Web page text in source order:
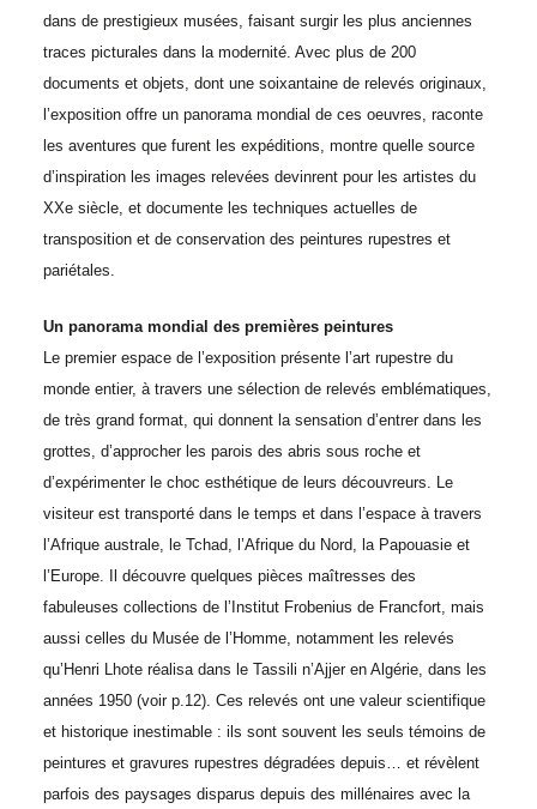
dans de prestigieux musées, faisant surgir les plus anciennes
traces picturales dans la modernité. Avec plus de 200
documents et objets, dont une soixantaine de relevés originaux,
l’exposition offre un panorama mondial de ces oeuvres, raconte
les aventures que furent les expéditions, montre quelle source
d’inspiration les images relevées devinrent pour les artistes du
XXe siècle, et documente les techniques actuelles de
transposition et de conservation des peintures rupestres et
pariétales.
Un panorama mondial des premières peintures
Le premier espace de l’exposition présente l’art rupestre du
monde entier, à travers une sélection de relevés emblématiques,
de très grand format, qui donnent la sensation d’entrer dans les
grottes, d’approcher les parois des abris sous roche et
d’expérimenter le choc esthétique de leurs découvreurs. Le
visiteur est transporté dans le temps et dans l’espace à travers
l’Afrique australe, le Tchad, l’Afrique du Nord, la Papouasie et
l’Europe. Il découvre quelques pièces maîtresses des
fabuleuses collections de l’Institut Frobenius de Francfort, mais
aussi celles du Musée de l’Homme, notamment les relevés
qu’Henri Lhote réalisa dans le Tassili n’Ajjer en Algérie, dans les
années 1950 (voir p.12). Ces relevés ont une valeur scientifique
et historique inestimable : ils sont souvent les seuls témoins de
peintures et gravures rupestres dégradées depuis… et révèlent
parfois des paysages disparus depuis des millénaires avec la